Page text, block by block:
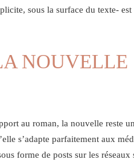
sous la surface du texte- est
NOUVELLE
au roman, la nouvelle reste
s’adapte parfaitement aux
forme de posts sur les réseaux